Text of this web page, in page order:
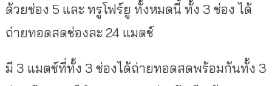
ด้วยช่อง 5 และ ทรูโฟร์ยู ทั้งหมดนี้ ทั้ง 3 ช่อง ได้
ถ่ายทอดสดช่องละ 24 แมตช์
มี 3 แมตช์ที่ทั้ง 3 ช่องได้ถ่ายทอดสดพร้อมกันทั้ง 3